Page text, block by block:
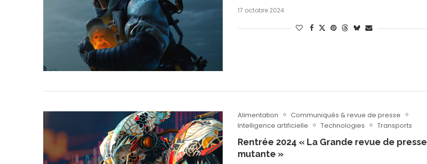
17 octobre 2024
Alimentation
Communiqués & revue de presse
Intelligence artificielle
Technologies Transports
Rentrée 2024 « La Grande revue de presse
mutante »